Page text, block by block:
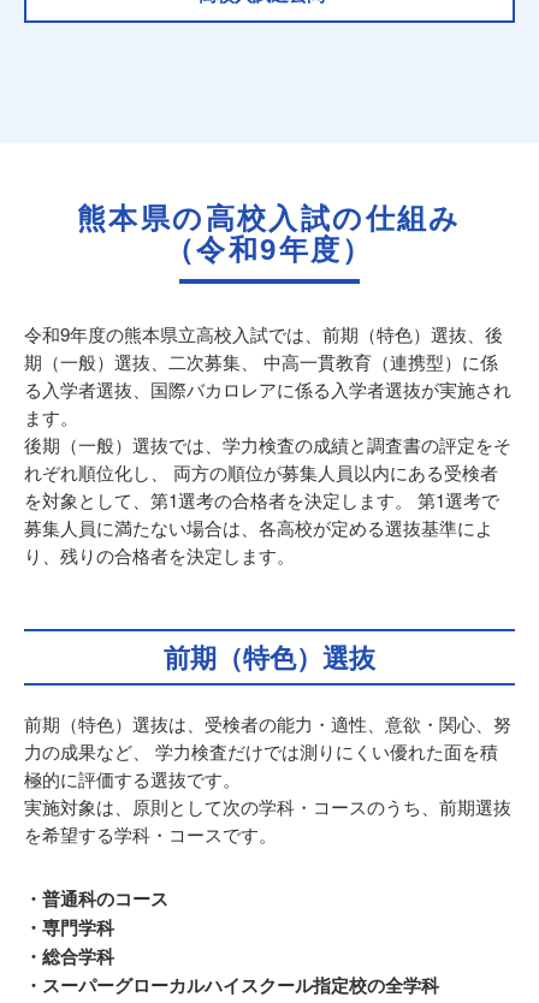
熊本県の高校入試の仕組み
（令和9年度）
令和9年度の熊本県立高校入試では、前期（特色）選抜、後
期（一般）選抜、二次募集、 中高一貫教育（連携型）に係
る入学者選抜、国際バカロレアに係る入学者選抜が実施され
ます。
後期（一般）選抜では、学力検査の成績と調査書の評定をそ
れぞれ順位化し、 両方の順位が募集人員以内にある受検者
を対象として、第1選考の合格者を決定します。 第1選考で
募集人員に満たない場合は、各高校が定める選抜基準によ
り、残りの合格者を決定します。
前期（特色）選抜
前期（特色）選抜は、受検者の能力・適性、意欲・関心、努
力の成果など、 学力検査だけでは測りにくい優れた面を積
極的に評価する選抜です。
実施対象は、原則として次の学科・コースのうち、前期選抜
を希望する学科・コースです。
・普通科のコース
・専門学科
・総合学科
・スーパーグローカルハイスクール指定校の全学科